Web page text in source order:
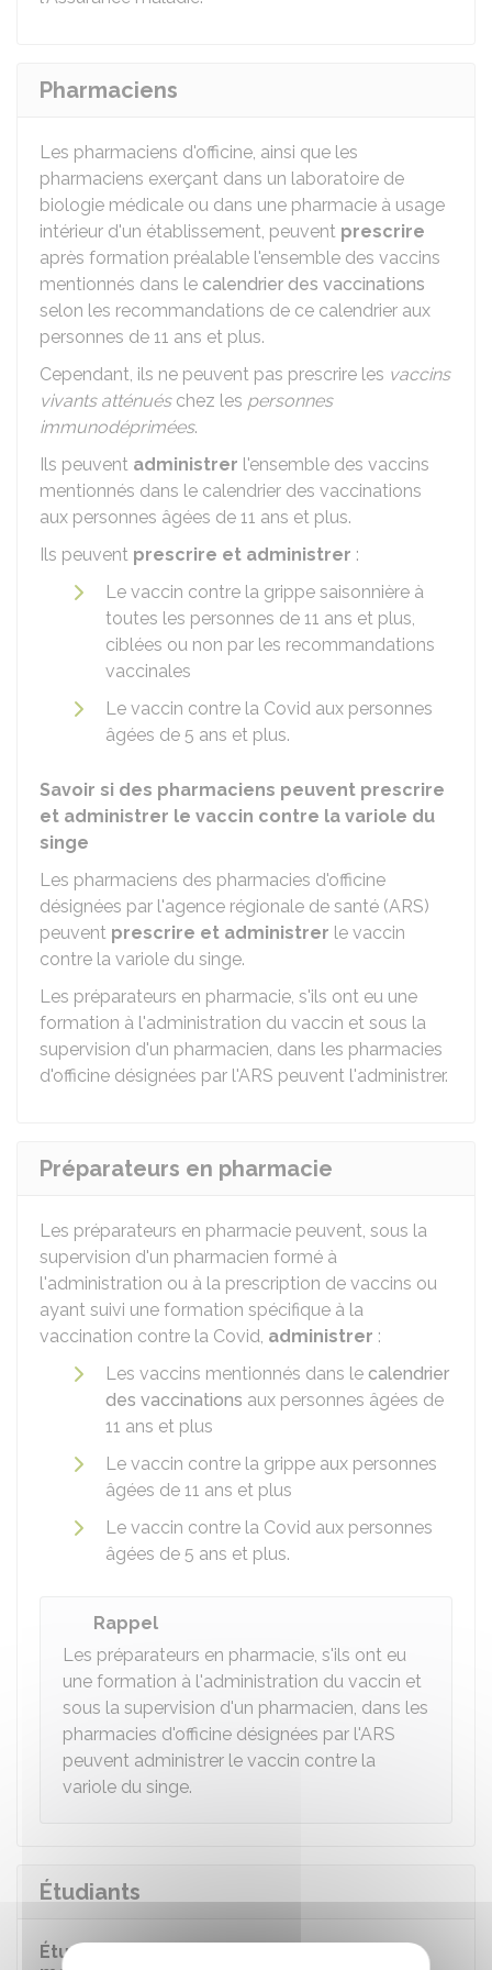
Pharmaciens
Les pharmaciens d'officine, ainsi que les
pharmaciens exerçant dans un laboratoire de
biologie médicale ou dans une pharmacie à usage
intérieur d'un établissement, peuvent prescrire
après formation préalable l'ensemble des vaccins
mentionnés dans le calendrier des vaccinations
selon les recommandations de ce calendrier aux
personnes de 11 ans et plus.
Cependant, ils ne peuvent pas prescrire les vaccins
vivants atténuéschez les personnes
immunodéprimées.
Ils peuvent administrer l'ensemble des vaccins
mentionnés dans le calendrier des vaccinations
aux personnes âgées de 11 ans et plus.
Ils peuvent prescrire et administrer :
Le vaccin contre la grippe saisonnière à
toutes les personnes de 11 ans et plus,
ciblées ou non par les recommandations
vaccinales
Le vaccin contre la Covid aux personnes
âgées de 5 ans et plus.
Savoir si des pharmaciens peuvent prescrire
et administrer le vaccin contre la variole du
singe
Les pharmaciens des pharmacies d'officine
désignées par l'agence régionale de santé (ARS)
peuvent prescrire et administrer le vaccin
contre la variole du singe.
Les préparateurs en pharmacie, s'ils ont eu une
formation à l'administration du vaccin et sous la
supervision d'un pharmacien, dans les pharmacies
d'officine désignées par l'ARS peuvent l'administrer.
Préparateurs en pharmacie
Les préparateurs en pharmacie peuvent, sous la
supervision d'un pharmacien formé à
l'administration ou à la prescription de vaccins ou
ayant suivi une formation spécifique à la
vaccination contre la Covid, administrer :
Les vaccins mentionnés dans le calendrier
des vaccinations aux personnes âgées de
11 ans et plus
Le vaccin contre la grippe aux personnes
âgées de 11 ans et plus
Le vaccin contre la Covid aux personnes
âgées de 5 ans et plus.
Rappel
Les préparateurs en pharmacie, s'ils ont eu
une formation à l'administration du vaccin et
sous la supervision d'un pharmacien, dans les
pharmacies d'officine désignées par l'ARS
peuvent administrer le vaccin contre la
variole du singe.
Étudiants
Étudiants en 2e cycle des études de